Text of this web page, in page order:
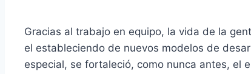
Gracias al trabajo en equipo, la vida de la
el estableciendo de nuevos modelos de
especial, se fortaleció, como nunca antes, el